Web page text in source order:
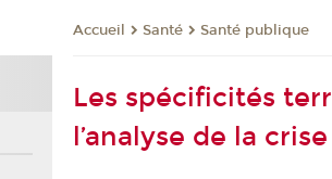
Accueil Santé Santé publique
Les spécificités
l’analyse de la crise